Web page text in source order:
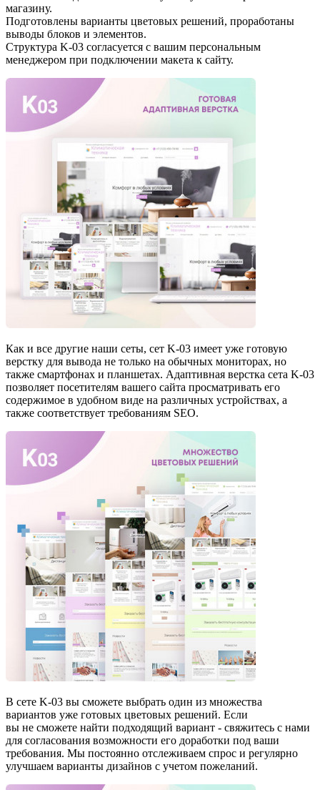
магазину.
Подготовлены варианты цветовых решений, проработаны
выводы блоков и элементов.
Структура K-03 согласуется с вашим персональным
менеджером при подключении макета к сайту.
Как и все другие наши сеты, сет K-03 имеет уже готовую
верстку для вывода не только на обычных мониторах, но
также смартфонах и планшетах. Адаптивная верстка сета K-03
позволяет посетителям вашего сайта просматривать его
содержимое в удобном виде на различных устройствах, а
также соответствует требованиям SEO.
В сете K-03 вы сможете выбрать один из множества
вариантов уже готовых цветовых решений. Если
вы не сможете найти подходящий вариант - свяжитесь с нами
для согласования возможности его доработки под ваши
требования. Мы постоянно отслеживаем спрос и регулярно
улучшаем варианты дизайнов с учетом пожеланий.